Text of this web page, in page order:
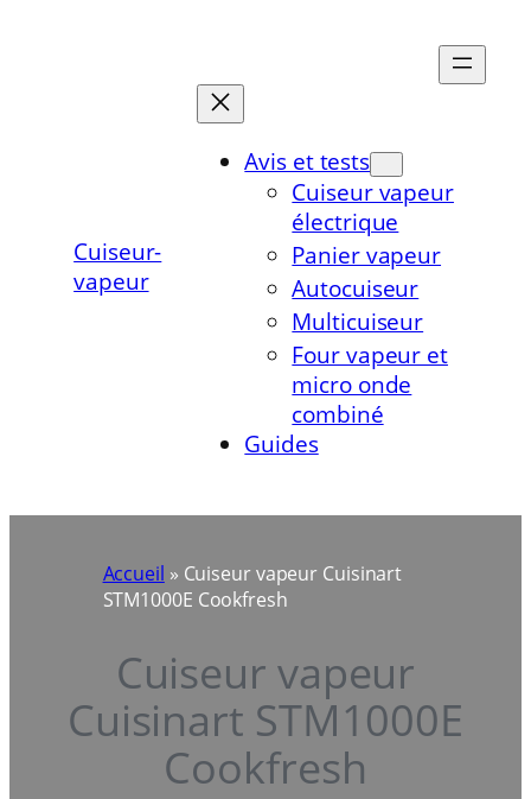
Cuiseur-
vapeur
Avis et tests
Cuiseur vapeur
électrique
Panier vapeur
Autocuiseur
Multicuiseur
Four vapeur et
micro onde
combiné
Guides
Accueil » Cuiseur vapeur Cuisinart
STM1000E Cookfresh
Cuiseur vapeur
Cuisinart STM1000E
Cookfresh